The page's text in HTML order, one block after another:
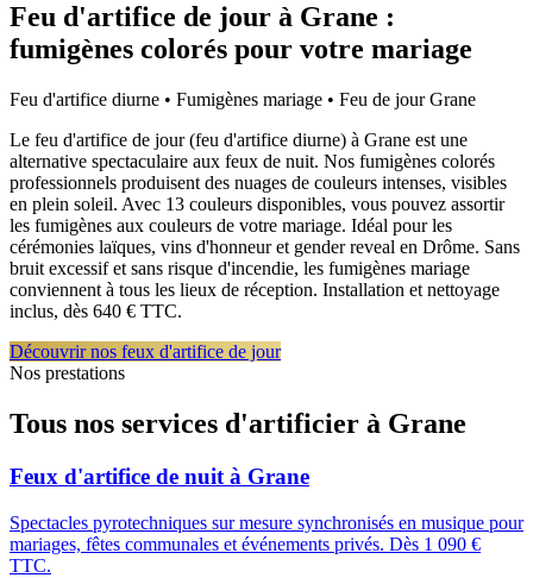
Feu d'artifice de jour à Grane :
fumigènes colorés pour votre mariage
Feu d'artifice diurne • Fumigènes mariage • Feu de jourGrane
Le feu d'artifice de jour (feu d'artifice diurne) à Grane est une
alternative spectaculaire aux feux de nuit. Nos fumigènes colorés
professionnels produisent des nuages de couleurs intenses, visibles
en plein soleil. Avec 13 couleurs disponibles, vous pouvez assortir
les fumigènes aux couleurs de votre mariage. Idéal pour les
cérémonies laïques, vins d'honneur et gender reveal en Drôme. Sans
bruit excessif et sans risque d'incendie, les fumigènes mariage
conviennent à tous les lieux de réception. Installation et nettoyage
inclus, dès 640 € TTC.
Découvrir nos feux d'artifice de jour
Nos prestations
Tous nos services d'artificier à Grane
Feux d'artifice de nuit à Grane
Spectacles pyrotechniques sur mesure synchronisés en musique pour
mariages, fêtes communales et événements privés. Dès 1 090 €
TTC.